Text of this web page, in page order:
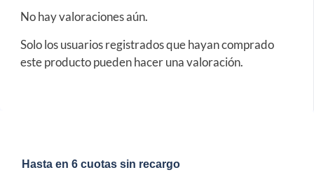
No hay valoraciones aún.
Solo los usuarios registrados que hayan comprado
este producto pueden hacer una valoración.
Hasta en 6 cuotas sin recargo